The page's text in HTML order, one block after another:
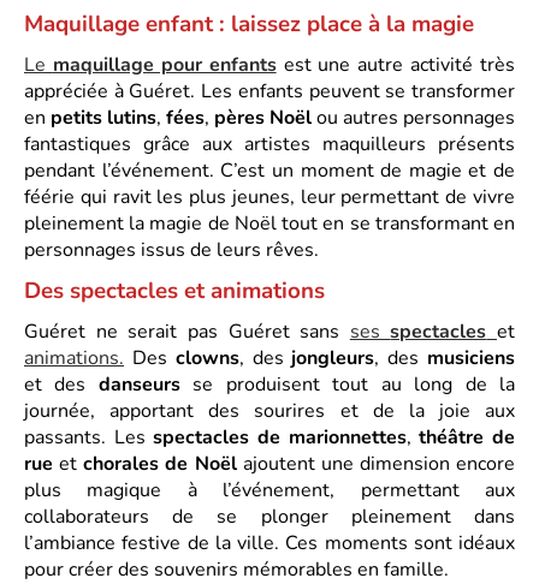
Maquillage enfant : laissez place à la magie
Le maquillage pour enfantsest une autre activité très
appréciée à Guéret. Les enfants peuvent se transformer
en petits lutins, fées, pères Noëlou autres personnages
fantastiques grâce aux artistes maquilleurs présents
pendant l’événement. C’est un moment de magie et de
féérie qui ravit les plus jeunes, leur permettant de vivre
pleinement la magie de Noël tout en se transformant en
personnages issus de leurs rêves.
Des spectacles et animations
Guéret ne serait pas Guéret sans sesspectacles et
animations. Des clowns, des jongleurs, des musiciens
et des danseursse produisent tout au long de la
journée, apportant des sourires et de la joie aux
passants. Lesspectacles de marionnettes,théâtre de
rue etchorales de Noëlajoutent une dimension encore
plus magique à l’événement, permettant aux
collaborateurs de se plonger pleinement dans
l’ambiance festive de la ville. Ces moments sont idéaux
pour créer des souvenirs mémorables en famille.